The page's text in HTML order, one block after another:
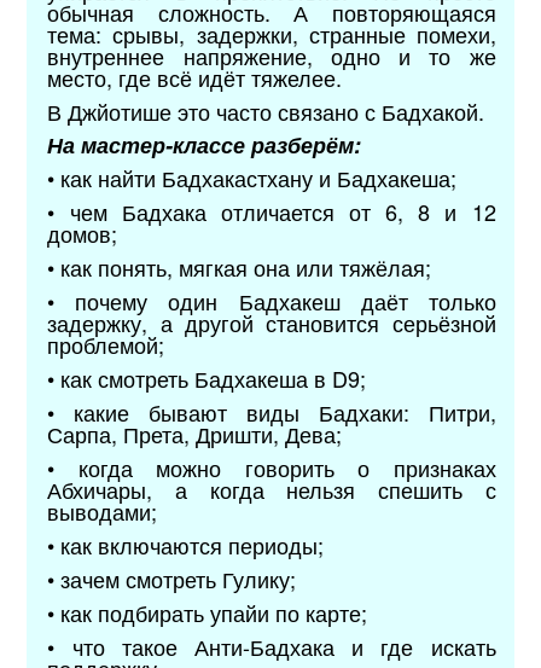
обычная сложность.А повторяющаяся
тема: срывы, задержки, странные помехи,
внутреннее напряжение, одно и то же
место, где всё идёт тяжелее.
В Джйотише это часто связано с Бадхакой.
На мастер-классе разберём:
• как найти Бадхакастхану и Бадхакеша;
• чем Бадхака отличается от 6, 8 и 12
домов;
• как понять, мягкая она или тяжёлая;
• почему один Бадхакеш даёт только
задержку, а другой становится серьёзной
проблемой;
• как смотреть Бадхакеша в D9;
• какие бывают виды Бадхаки: Питри,
Сарпа, Прета, Дришти, Дева;
• когда можно говорить о признаках
Абхичары, а когда нельзя спешить с
выводами;
• как включаются периоды;
• зачем смотреть Гулику;
• как подбирать упайи по карте;
• что такое Анти-Бадхака и где искать